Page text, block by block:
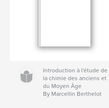
Introduction à l'étude de
la chimie des anciens et
du Moyen Âge
By Marcellin Berthelot